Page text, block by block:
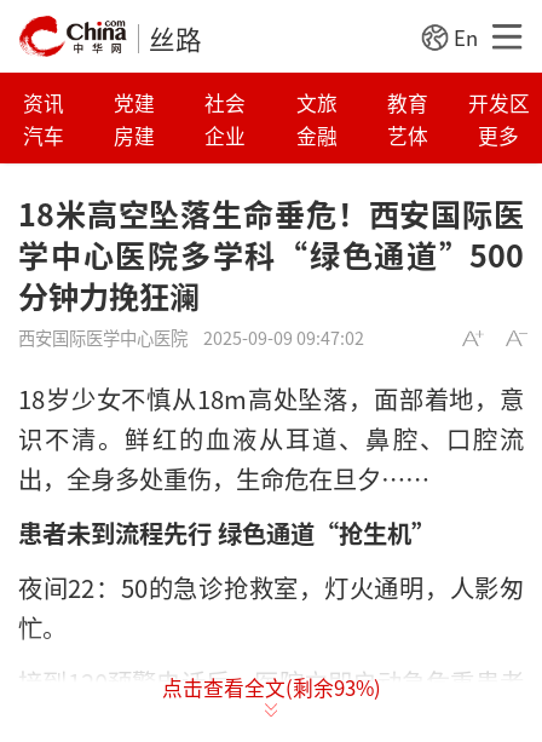
丝路 En
资讯 党建 社会 文旅 教育
开发区
汽车
房建 企业 金融 艺体 更多
18米高空坠落生命垂危！西安国际医
学中心医院多学科“绿色通道”500
分钟力挽狂澜
西安国际医学中心医院 2025-09-09 09:47:02
18岁少女不慎从18m高处坠落，面部着地，意
识不清。鲜红的血液从耳道、鼻腔、口腔流
出，全身多处重伤，生命危在旦夕……
患者未到流程先行 绿色通道“抢生机”
夜间22：50的急诊抢救室，灯火通明，人影匆
忙。
接到120预警电话后，医院立即启动急危重患者
抢救绿色通道。十分钟内，急诊医学科、创伤I
点击查看全文(剩余93%)